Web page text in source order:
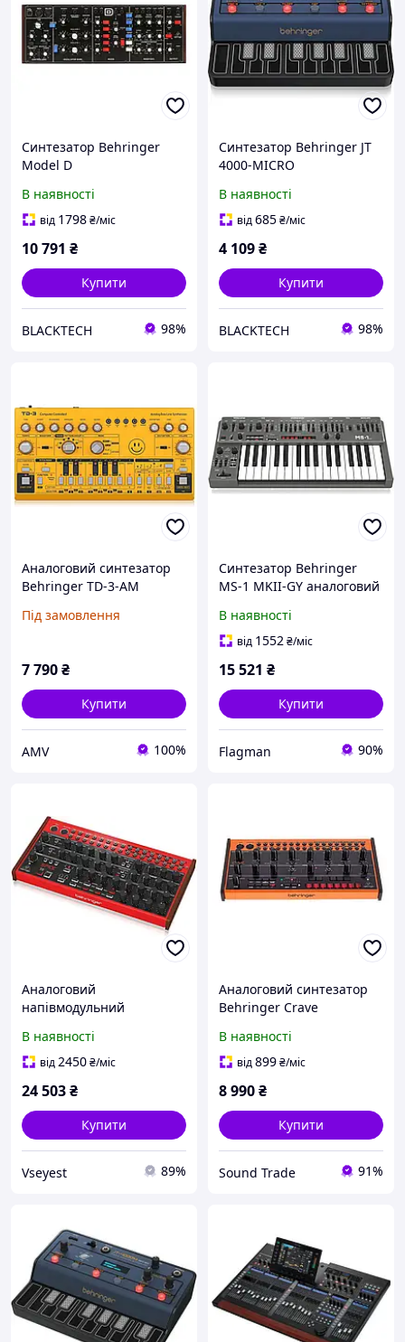
Синтезатор Behringer
Model D
В наявності
від 1798₴/міс
10 791 ₴
Купити
BLACKTECH 98%
Синтезатор Behringer JT
4000-MICRO
В наявності
від685₴/міс
4 109₴
Купити
BLACKTECH 98%
Аналоговий синтезатор
Behringer TD-3-AM
Під замовлення
7 790₴
Купити
AMV 100%
Синтезатор Behringer
MS-1 MKII-GY аналоговий
В наявності
від 1552₴/міс
15 521 ₴
Купити
Flagman 90%
Аналоговий
напівмодульний
SPICE
В наявності
від2450₴/міс
24 503₴
Купити
Vseyest 89%
Аналоговий синтезатор
Behringer Crave
В наявності
від899₴/міс
8 990₴
Купити
Sound Trade 91%